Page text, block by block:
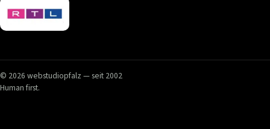
© 2026 webstudiopfalz — seit 2002
Human first.